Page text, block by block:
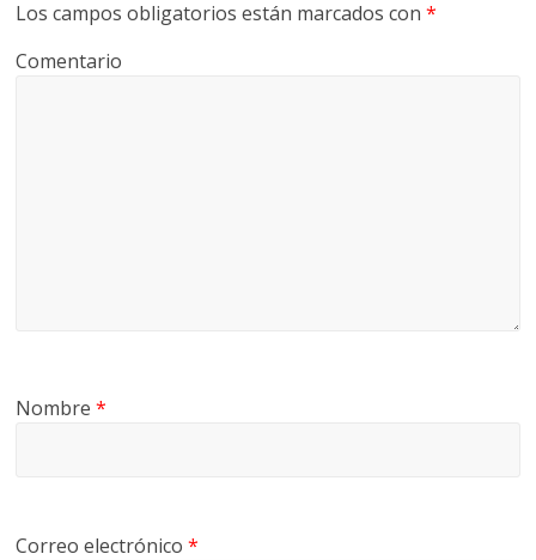
Los campos obligatorios están marcados con*
Comentario
Nombre*
Correo electrónico*